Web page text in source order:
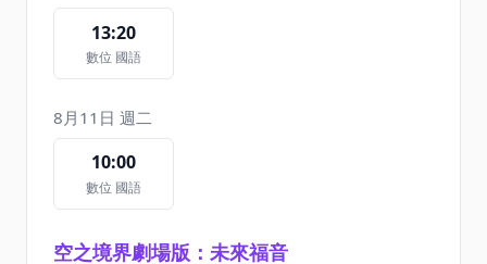
13:20
數位 國語
8月11日 週二
10:00
數位 國語
空之境界劇場版：未來福音